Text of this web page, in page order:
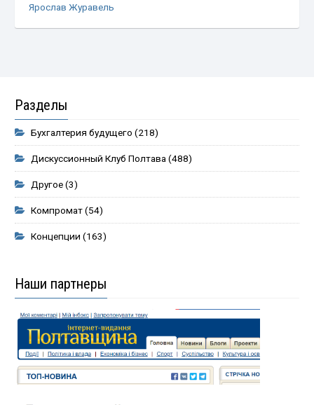
Ярослав Журавель
Разделы
Бухгалтерия будущего (218)
Дискуссионный Клуб Полтава (488)
Другое(3)
Компромат(54)
Концепции (163)
Наши партнеры